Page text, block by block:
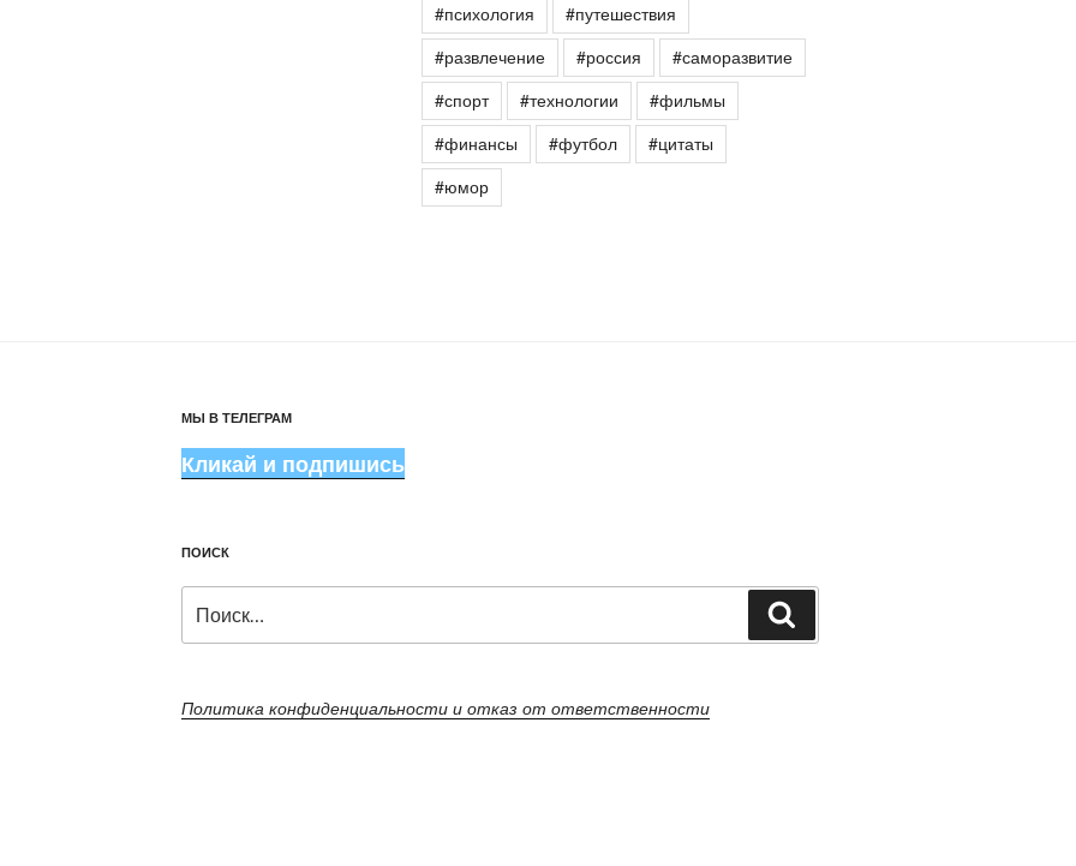
#психология
#путешествия
#развлечение
#россия
#саморазвитие
#спорт
#технологии
#фильмы
#финансы
#футбол
#цитаты
#юмор
МЫ В ТЕЛЕГРАМ
Кликай и подпишись
ПОИСК
Политика конфиденциальности и отказ от ответственности